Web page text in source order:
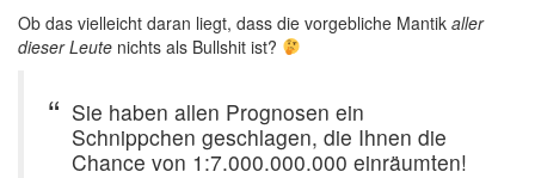
Ob das vielleicht daran liegt, dass die vorgebliche Mantik aller
dieser Leute nichts als Bullshit ist?
Sie haben allen Prognosen ein
Schnippchen geschlagen, die Ihnen die
Chance von 1:7.000.000.000 einräumten!